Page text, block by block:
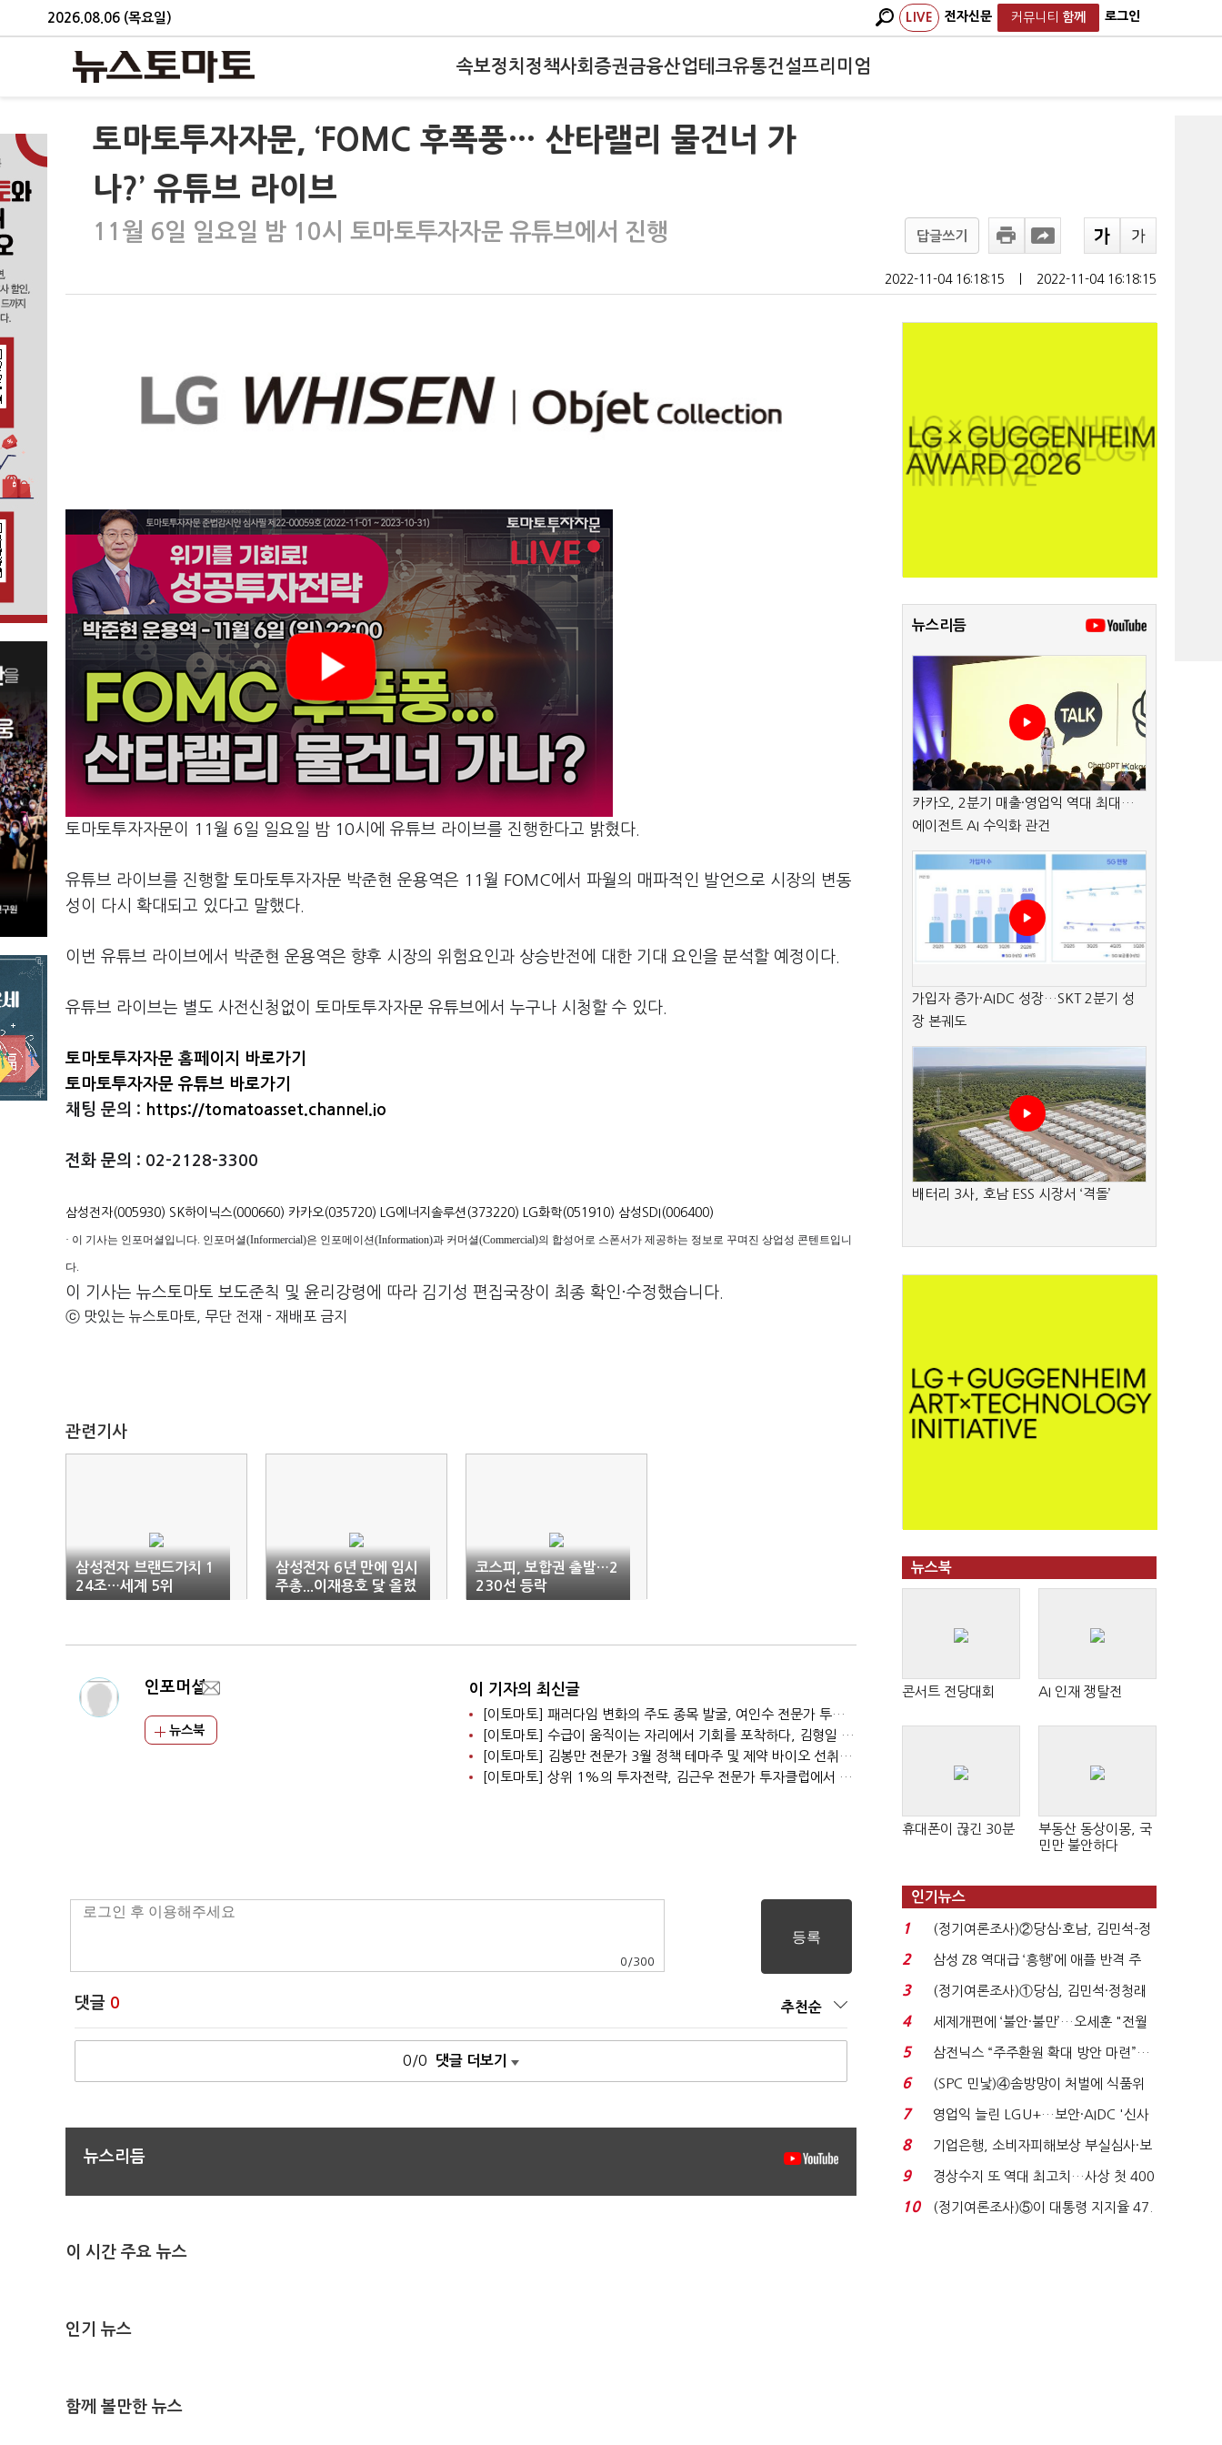
2026.08.06 (목요일) LIVE 전자신문 커뮤니티 함께 로그인
속보정치 정책사회 증권금융산업테크유통건설프리미엄
토마토투자자문, ‘FOMC 후폭풍… 산타랠리 물건너 가
나?’ 유튜브 라이브
11월 6일 일요일 밤 10시 토마토투자자문 유튜브에서 진행 답글쓰기
2022-11-04 16:18:15 2022-11-04 16:18:15
토마토투자자문이 11 월 6일 일요일 밤 10시 에 유튜브 라이브를 진행한다고 밝혔다
유튜브 라이브를 진행할 토마토투자자문 박준현 운용역은 11 월 FOMC에서 파월의 매파적인 발언으로 시장의 변동
성이 다시 확대되고 있다고 말했다
이번 유튜브 라이브에서 박준현 운용역은 향후 시장의 위험요인과 상승반전에 대한 기대 요인을 분석할 예정이다
유튜브 라이브는 별도 사전신청없이 토마토투자자문 유튜브에서 누구나 시청할 수 있다
토마토투자자문 홈페이지
바로가기
토마토투자자문 유튜브 바로가기
채팅 문의 : https://tomatoasset.channel.io
전화 문의 : 02-2128-3300
삼성전자(005930) SK하이닉스(000660) 카카오(035720) LG에너지솔루션(373220) LG화학(051910) 삼성SDI(006400)
· 이 기사는 인포머셜입니다. 인포머셜(Informercial)은 인포메이션(Information)과 커머셜(Commercial)의 합성어로 스폰서가 제공하는 정보로 꾸며진 상업성 콘텐트입니
다.
이 기사는 뉴스토마토 보도준칙 및 윤리강령에 따라 김기성 편집국장이 최종 확인·수정했습니다.
ⓒ 맛있는 뉴스토마토, 무단 전재 - 재배포 금지
관련기사
삼성전자 브랜드가치 1
24조…세계 5위
삼성전자 6년 만에 임시
주총...이재용호 닻 올렸
다
코스피, 보합권 출발…2
230선 등락
인포머셜
뉴스북
이 기자의 최신글
[이토마토] 패러다임 변화의 주도 종목 발굴, 여인수 전문가 투자클럽
[이토마토] 수급이 움직이는 자리에서 기회를 포착하다, 김형일 전문가 투자클럽
[이토마토] 김봉만 전문가 3월 정책 테마주 및 제약 바이오 선취매 전략 아카데미 3/5(목) 2부 진행
[이토마토] 상위 1%의 투자전략, 김근우 전문가 투자클럽에서 확인하세요
0 /300
댓글 0 추천순
0/0 댓글 더보기
뉴스리듬
이 시간 주요 뉴스
인기 뉴스
함께 볼만한 뉴스
뉴스리듬
카카오, 2분기 매출·영업익 역대 최대…
에이전트 AI 수익화 관건
가입자 증가·AIDC 성장…SKT 2분기 성
장 본궤도
배터리 3사, 호남 ESS 시장서 ‘격돌’
뉴스북
콘서트 전당대회 AI 인재 쟁탈전
휴대폰이 끊긴 30분
부동산 동상이몽, 국
민만 불안하다
인기뉴스
1
(정기여론조사)②당심·호남, 김민석-정
청래 '초접전'...
2
삼성 Z8 역대급 ‘흥행’에 애플 반격 주
목…9월 ‘폴...
3
(정기여론조사)①당심, 김민석·정청래
'초접전'…대통령 ...
4
세제개편에 ‘불안·불만’…오세훈 "전월
세 구하기 더 ...
5
삼전닉스 “주주환원 확대 방안 마련”…
로이터에 성명...
6
(SPC 민낯)④솜방망이 처벌에 식품위
생법 위반 반복...
7
영업익 늘린 LGU+…보안·AIDC '신사
업 드라이브'...
8
기업은행, 소비자피해보상 부실심사·보
이스피싱 공시 ...
9
경상수지 또 역대 최고치…사상 첫 400
억달러에 '3% 성...
10
(정기여론조사)⑤이 대통령 지지율 47.